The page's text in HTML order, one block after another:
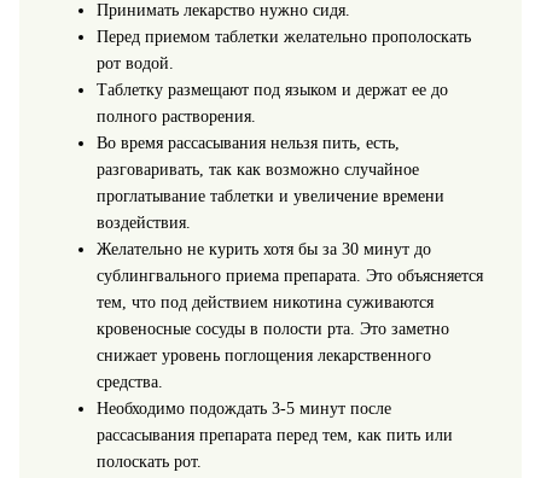
Принимать лекарство нужно сидя.
Перед приемом таблетки желательно прополоскать
рот водой.
Таблетку размещают под языком и держат ее до
полного растворения.
Во время рассасывания нельзя пить, есть,
разговаривать, так как возможно случайное
проглатывание таблетки и увеличение времени
воздействия.
Желательно не курить хотя бы за 30 минут до
сублингвального приема препарата. Это объясняется
тем, что под действием никотина суживаются
кровеносные сосуды в полости рта. Это заметно
снижает уровень поглощения лекарственного
средства.
Необходимо подождать 3-5 минут после
рассасывания препарата перед тем, как пить или
полоскать рот.